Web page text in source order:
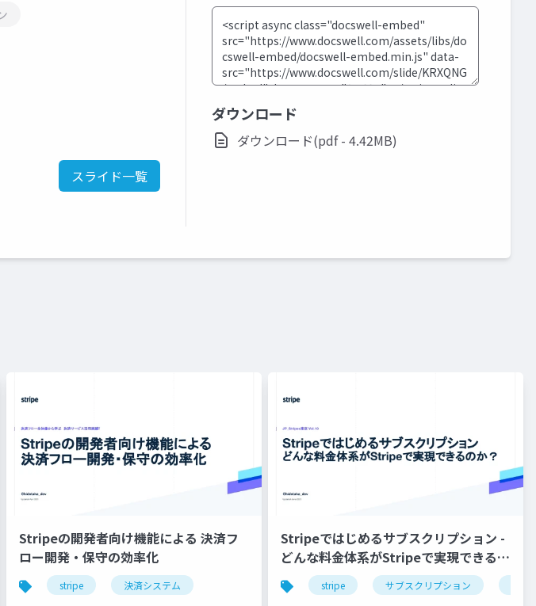
スライド一覧
ダウンロード
ダウンロード(pdf - 4.42MB)
サブスクリプション 決済システム
Stripeの開発者向け機能による 決済フ
ロー開発・保守の効率化
stripe 決済システム
Stripeではじめるサブスクリプション -
どんな料金体系がStripeで実現できるの
か？ / JP_Stripes Tokyo 202309
stripe サブスクリプション